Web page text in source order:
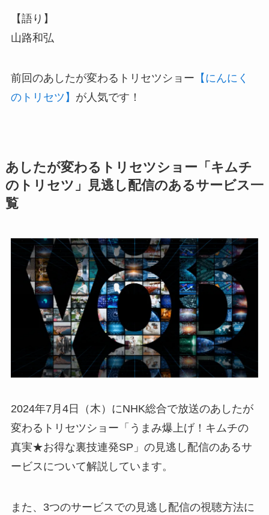
【語り】
山路和弘
前回のあしたが変わるトリセツショー 【にんにく
のトリセツ】 が人気です！
あしたが変わるトリセツショー「キムチ
のトリセツ」見逃し配信のあるサービス一
覧
2024年7月4日（木）にNHK総合で放送のあしたが
変わるトリセツショー「うまみ爆上げ！キムチの
真実★お得な裏技連発SP」の見逃し配信のあるサ
ービスについて解説しています。
また、3つのサービスでの見逃し配信の視聴方法に